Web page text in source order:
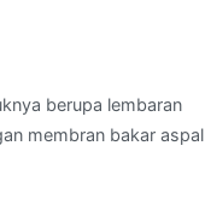
berupa lembaran
membran bakar aspal